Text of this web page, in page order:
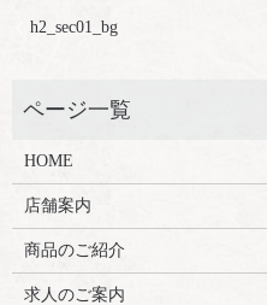
h2_sec01_bg
HOME
店舗案内
商品のご紹介
求人のご案内